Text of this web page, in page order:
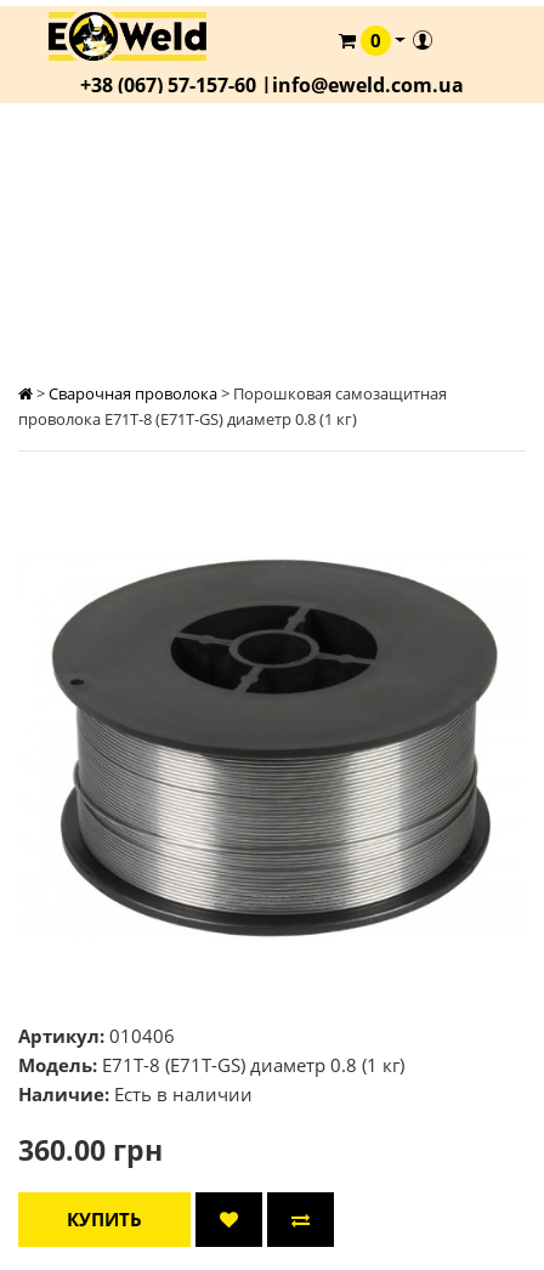
КАТАЛОГ
О
0
+38 (067) 57-157-60 |info@eweld.com.ua
>Сварочная проволока> Порошковая самозащитная
проволока E71T-8 (E71T-GS) диаметр 0.8 (1 кг)
Артикул: 010406
Модель: E71T-8 (E71T-GS) диаметр 0.8 (1 кг)
Наличие: Есть в наличии
360.00 грн
КУПИТЬ